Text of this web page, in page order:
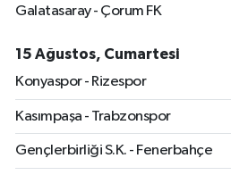
Galatasaray - Çorum FK
15 Ağustos, Cumartesi
Konyaspor - Rizespor
Kasımpaşa - Trabzonspor
Gençlerbirliği S.K. - Fenerbahçe